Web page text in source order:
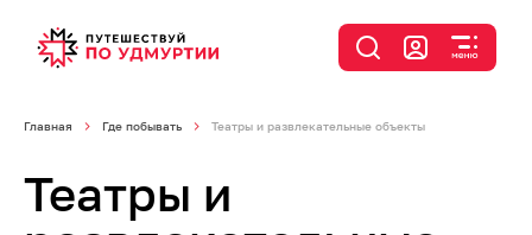
Главная Где побывать Театры и развлекательные объекты
Театры и